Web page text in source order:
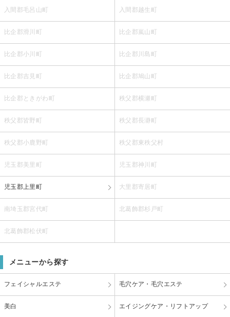
入間郡毛呂山町 入間郡越生町
比企郡滑川町 比企郡嵐山町
比企郡小川町 比企郡川島町
比企郡吉見町 比企郡鳩山町
比企郡ときがわ町 秩父郡横瀬町
秩父郡皆野町 秩父郡長瀞町
秩父郡小鹿野町 秩父郡東秩父村
児玉郡美里町 児玉郡神川町
児玉郡上里町 大里郡寄居町
南埼玉郡宮代町 北葛飾郡杉戸町
北葛飾郡松伏町
メニューから探す
フェイシャルエステ 毛穴ケア・毛穴エステ
美白 エイジングケア・リフトアップ